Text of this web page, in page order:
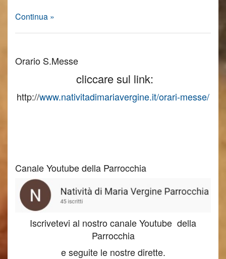
Continua »
Orario S.Messe
cliccare sul link:
http://www.nativitadimariavergine.it/orari-messe/
Canale Youtube della Parrocchia
Iscrivetevi al nostro canale Youtube della
Parrocchia
e seguite le nostre dirette.